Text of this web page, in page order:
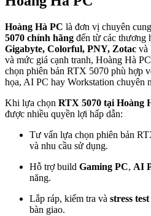
Hoàng Hà PC là đơn vị chuyên
5070 chính hãng đến từ các thương
Gigabyte, Colorful, PNY, Zotac và
và mức giá cạnh tranh, Hoàng Hà
chọn phiên bản RTX 5070 phù hợp
họa, AI PC hay Workstation chuyên
Khi lựa chọn RTX 5070 tại Hoàng
được nhiều quyền lợi hấp dẫn:
Tư vấn lựa chọn phiên bản
và nhu cầu sử dụng.
Hỗ trợ build Gaming PC, AI
năng.
Lắp ráp, kiểm tra và stress test
bàn giao.